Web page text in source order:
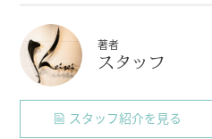
著者
スタッフ
スタッフ紹介を見る